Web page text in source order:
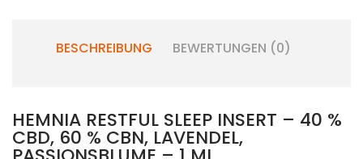
BESCHREIBUNG BEWERTUNGEN (0)
HEMNIA RESTFUL SLEEP INSERT – 40 %
CBD, 60 % CBN, LAVENDEL,